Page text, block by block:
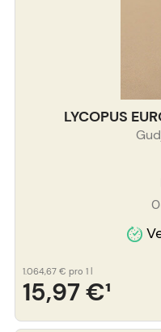
LYCOPUS
15,97 €¹
1.064,67 € pro 1 l